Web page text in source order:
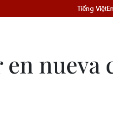
Tiếng Việt
nueva